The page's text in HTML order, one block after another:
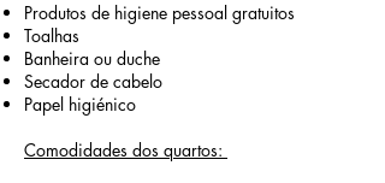
Produtos de higiene pessoal gratuitos
Toalhas
Banheira ou duche
Secador de cabelo
Papel higiénico
Comodidades dos quartos: ​